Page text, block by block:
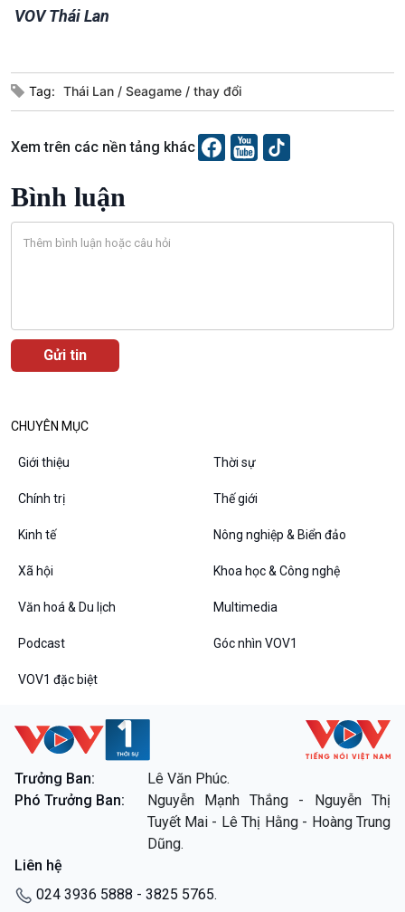
Tin Văn hoá & Du lịch
Chát với người nổi tiếng
E-Magazine
Các chương trình đặc biệt
VOV Thái Lan
Tag: Thái Lan Seagame thay đổi
Xem trên các nền tảng khác
Bình luận
CHUYÊN MỤC
Giới thiệu Thời sự
Chính trị Thế giới
Kinh tế Nông nghiệp & Biển đảo
Xã hội Khoa học & Công nghệ
Văn hoá & Du lịch Multimedia
Podcast Góc nhìn VOV1
VOV1 đặc biệt
Trưởng Ban:
Lê Văn Phúc.
Phó Trưởng Ban:
Nguyễn Mạnh Thắng - Nguyễn Thị
Tuyết Mai - Lê Thị Hằng - Hoàng Trung
Dũng.
Liên hệ
024 3936 5888 - 3825 5765.